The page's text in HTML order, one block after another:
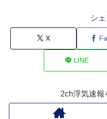
シ
X
LINE
2ch浮気速報